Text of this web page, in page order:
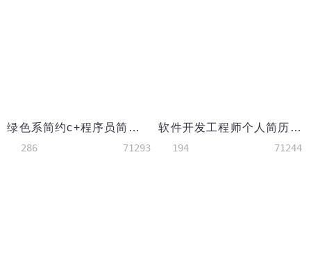
绿色系简约c+程序员简历模板
286 71293
软件开发工程师个人简历word模板
194 71244